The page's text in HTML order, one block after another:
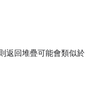
返回堆疊可能會類似於